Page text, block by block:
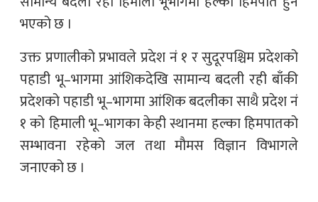
भएको छ ।
उक्त प्रणालीको प्रभावले प्रदेश नं १ र सुदूरपश्चिम प्रदेशको
पहाडी भू–भागमा आंशिकदेखि सामान्य बदली रही बाँकी
प्रदेशको पहाडी भू–भागमा आंशिक बदलीका साथै प्रदेश नं
१ को हिमाली भू–भागका केही स्थानमा हल्का हिमपातको
सम्भावना रहेको जल तथा मौमस विज्ञान विभागले
जनाएको छ ।